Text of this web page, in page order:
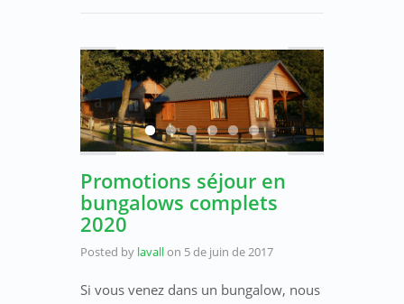
Promotions séjour en
bungalows complets
2020
Posted by lavallon 5 de juin de 2017
Si vous venez dans un bungalow, nous